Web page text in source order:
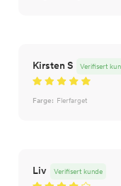
Kirsten S Verifisert
Farge: Flerfarget
Liv Verifisert kunde